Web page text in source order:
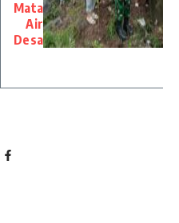
Mata
Air
Desa